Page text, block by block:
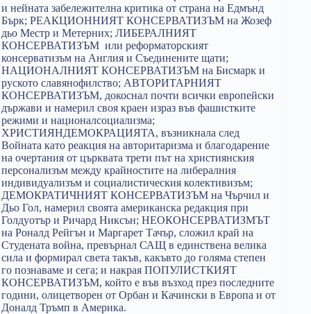
и нейната забележителна критика от страна на Едмънд
Бърк; РЕАКЦИОННИЯТ КОНСЕРВАТИЗЪМ на Жозеф
дьо Местр и Метерних; ЛИБЕРАЛНИЯТ
КОНСЕРВАТИЗЪМ или реформаторският
консерватизъм на Англия и Съединените щати;
НАЦИОНАЛНИЯТ КОНСЕРВАТИЗЪМ на Бисмарк и
руското славянофилство; АВТОРИТАРНИЯТ
КОНСЕРВАТИЗЪМ, докоснал почти всички европейски
държави и намерил своя краен израз във фашистките
режими и националсоциализма;
ХРИСТИЯНДЕМОКРАЦИЯТА, възникнала след
Войната като реакция на авторитаризма и благодарение
на очертания от църквата трети път на християнския
персонализъм между крайностите на либералния
индивидуализъм и социалистическия колективизъм;
ДЕМОКРАТИЧНИЯТ КОНСЕРВАТИЗЪМ на Чърчил и
Дьо Гол, намерил своята американска редакция при
Голдуотър и Ричард Никсън; НЕОКОНСЕРВАТИЗМЪТ
на Роналд Рейгън и Маргарет Тачър, сложил край на
Студената война, превърнал САЩ в единствена велика
сила и формирал света такъв, какъвто до голяма степен
го познаваме и сега; и накрая ПОПУЛИСТКИЯТ
КОНСЕРВАТИЗЪМ, който е във възход през последните
години, олицетворен от Орбан и Качински в Европа и от
Доналд Тръмп в Америка.